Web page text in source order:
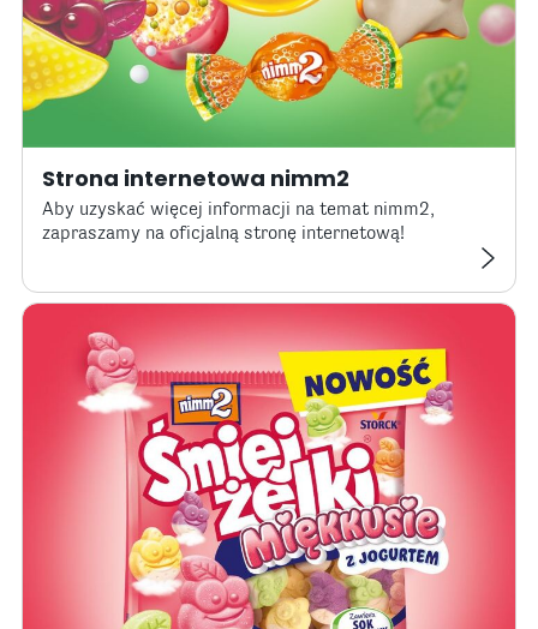
Strona internetowa nimm2
Aby uzyskać więcej informacji na temat nimm2,
zapraszamy na oficjalną stronę internetową!